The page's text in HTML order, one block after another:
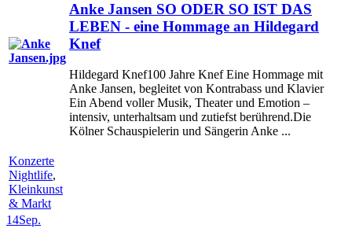
Anke Jansen SO ODER SO IST DAS
LEBEN - eine Hommage an Hildegard
Knef
Hildegard Knef100 Jahre Knef Eine Hommage mit
Anke Jansen, begleitet von Kontrabass und Klavier
Ein Abend voller Musik, Theater und Emotion –
intensiv, unterhaltsam und zutiefst berührend.Die
Kölner Schauspielerin und Sängerin Anke ...
Konzerte
Nightlife,
Kleinkunst
& Markt
14Sep.